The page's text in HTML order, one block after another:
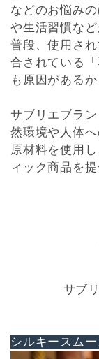
などのお悩み
や生活習慣な
普段、使用さ
合されている
も原因がある
サブリエブラ
然環境や人体
原材料を使用
ィック商品を
サブ
シルキースム